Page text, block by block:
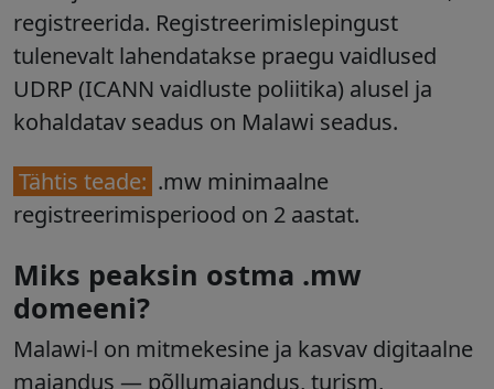
registreerida. Registreerimislepingust
tulenevalt lahendatakse praegu vaidlused
UDRP (ICANN vaidluste poliitika) alusel ja
kohaldatav seadus on Malawi seadus.
Tähtis teade: .mw minimaalne
registreerimisperiood on 2 aastat.
Miks peaksin ostma .mw
domeeni?
Malawi-l on mitmekesine ja kasvav digitaalne
majandus — põllumajandus, turism,